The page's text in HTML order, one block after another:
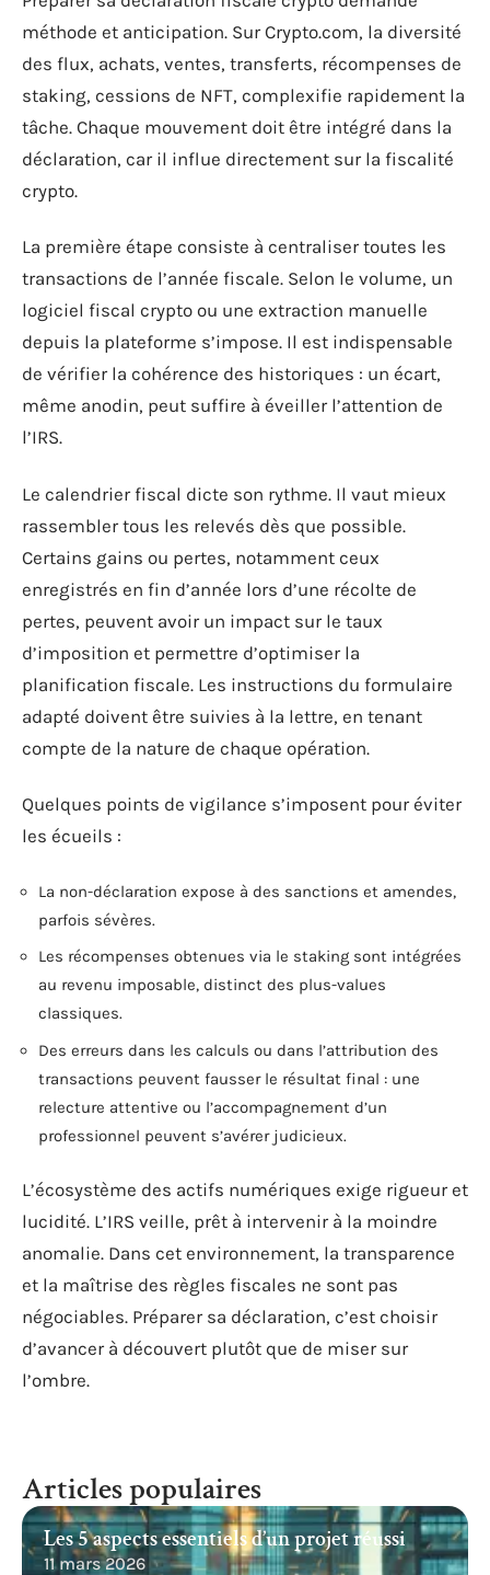
méthode et anticipation. Sur Crypto.com, la diversité
des flux, achats, ventes, transferts, récompenses de
staking, cessions de NFT, complexifie rapidement la
tâche. Chaque mouvement doit être intégré dans la
déclaration, car il influe directement sur la fiscalité
crypto.
La première étape consiste à centraliser toutes les
transactions de l’année fiscale. Selon le volume, un
logiciel fiscal crypto ou une extraction manuelle
depuis la plateforme s’impose. Il est indispensable
de vérifier la cohérence des historiques : un écart,
même anodin, peut suffire à éveiller l’attention de
l’IRS.
Le calendrier fiscal dicte son rythme. Il vaut mieux
rassembler tous les relevés dès que possible.
Certains gains ou pertes, notamment ceux
enregistrés en fin d’année lors d’une récolte de
pertes, peuvent avoir un impact sur le taux
d’imposition et permettre d’optimiser la
planification fiscale. Les instructions du formulaire
adapté doivent être suivies à la lettre, en tenant
compte de la nature de chaque opération.
Quelques points de vigilance s’imposent pour éviter
les écueils :
La non-déclaration expose à des sanctions et amendes,
parfois sévères.
Les récompenses obtenues via le staking sont intégrées
au revenu imposable, distinct des plus-values
classiques.
Des erreurs dans les calculs ou dans l’attribution des
transactions peuvent fausser le résultat final : une
relecture attentive ou l’accompagnement d’un
professionnel peuvent s’avérer judicieux.
L’écosystème des actifs numériques exige rigueur et
lucidité. L’IRS veille, prêt à intervenir à la moindre
anomalie. Dans cet environnement, la transparence
et la maîtrise des règles fiscales ne sont pas
négociables. Préparer sa déclaration, c’est choisir
d’avancer à découvert plutôt que de miser sur
l’ombre.
Articles populaires
Les 5 aspects essentiels d’un projet réussi
11 mars 2026